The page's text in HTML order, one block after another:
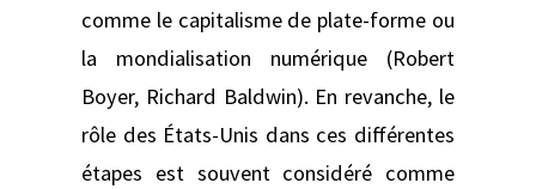
comme le capitalisme de plate-forme ou
la mondialisation numérique (Robert
Boyer, Richard Baldwin). En revanche, le
rôle des États-Unis dans ces différentes
étapes est souvent considéré comme